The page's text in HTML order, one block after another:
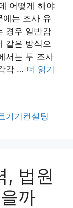
어떻게 해야
는 조사 유
경우 일반감
같은 방식으
서는 두 조사
각 … 더 읽기
기기컨설팅
, 법원
까